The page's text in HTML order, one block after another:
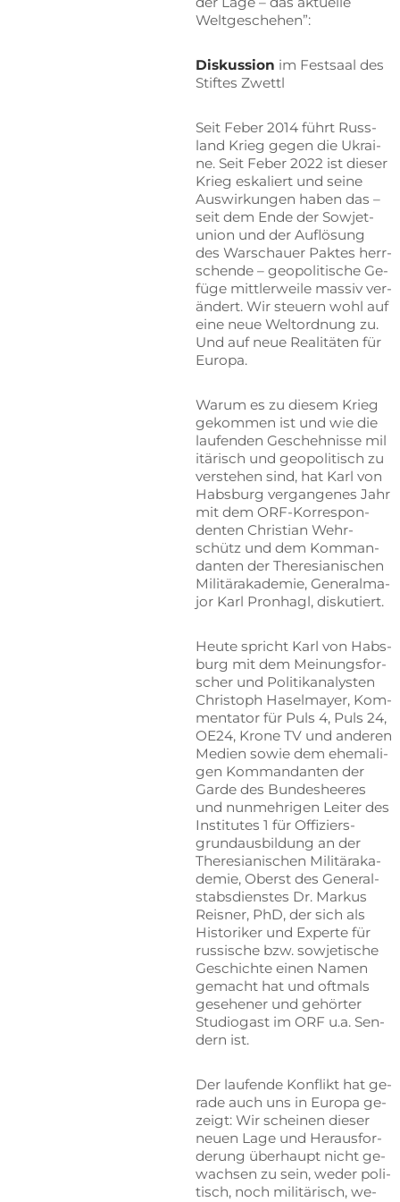
Weltgeschehen”:
Dis­kus­si­on im Fest­saal des
Stif­tes Zwettl
Seit Fe­ber 2014 führt Russ­
land Krieg ge­gen die Ukrai­
ne. Seit Fe­ber 2022 ist die­ser
Krieg es­ka­liert und sei­ne
Aus­wir­kun­gen ha­ben das –
seit dem Ende der So­wjet­
uni­on und der Auf­lö­sung
des War­schau­er Pak­tes herr­
schen­de – geo­po­li­ti­sche Ge­
fü­ge mitt­ler­wei­le mas­siv ver­
än­dert. Wir steu­ern wohl auf
eine neue Welt­ord­nung zu.
Und auf neue Rea­li­tä­ten für
Europa.
War­um es zu die­sem Krieg
ge­kom­men ist und wie die
lau­fen­den Ge­scheh­nis­se mi­l
i­tä­risch und geo­po­li­tisch zu
ver­ste­hen sind, hat Karl von
Habs­burg ver­gan­ge­nes Jahr
mit dem ORF-Kor­re­spon­
den­ten Chris­ti­an Wehr­
schütz und dem Kom­man­
dan­ten der The­re­sia­ni­schen
Mi­li­tär­aka­de­mie, Ge­ne­ral­ma­
jor Karl Pron­hagl, diskutiert.
Heu­te spricht Karl von Habs­
burg mit dem Mei­nungs­for­
scher und Po­li­tik­ana­lys­ten
Chris­toph Ha­sel­may­er, Kom­
men­ta­tor für Puls 4, Puls 24,
OE24, Kro­ne TV und an­de­ren
Me­di­en so­wie dem ehe­ma­li­
gen Kom­man­dan­ten der
Gar­de des Bun­des­hee­res
und nun­meh­ri­gen Lei­ter des
In­sti­tu­tes 1 für Of­fi­ziers­
grund­aus­bil­dung an der
The­re­sia­ni­schen Mi­li­tär­aka­
de­mie, Oberst des Ge­ne­ral­
stabs­diens­tes Dr. Mar­kus
Reis­ner, PhD, der sich als
His­to­ri­ker und Ex­per­te für
rus­si­sche bzw. so­wje­ti­sche
Ge­schich­te ei­nen Na­men
ge­macht hat und oft­mals
ge­se­he­ner und ge­hör­ter
Stu­dio­gast im ORF u.a. Sen­
dern ist.
Der lau­fen­de Kon­flikt hat ge­
ra­de auch uns in Eu­ro­pa ge­
zeigt: Wir schei­nen die­ser
neu­en Lage und Her­aus­for­
de­rung über­haupt nicht ge­
wach­sen zu sein, we­der po­li­
tisch, noch mi­li­tä­risch, we­